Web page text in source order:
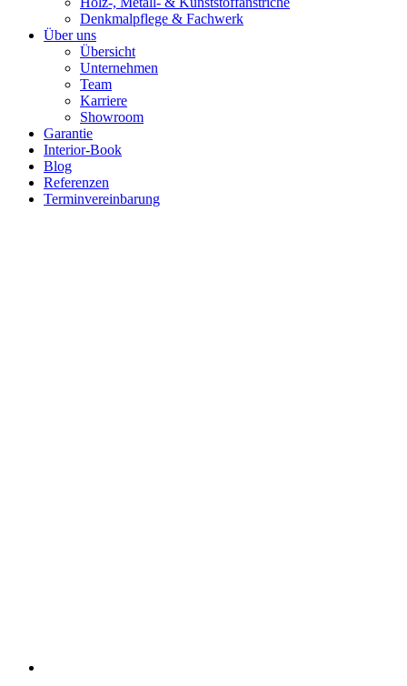
Denkmalpflege & Fachwerk
Über uns
Übersicht
Unternehmen
Team
Karriere
Showroom
Garantie
Interior-Book
Blog
Referenzen
Terminvereinbarung